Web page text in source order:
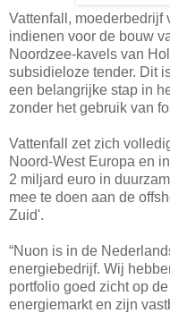
Vattenfall, moederbedrijf
indienen voor de bouw
Noordzee-kavels van
subsidieloze tender. Dit
een belangrijke stap in
zonder het gebruik van
Vattenfall zet zich
Noord-West Europa en
2 miljard euro in
mee te doen aan de
Zuid'.
“Nuon is in de
energiebedrijf. Wij
portfolio goed zicht op
energiemarkt en zijn